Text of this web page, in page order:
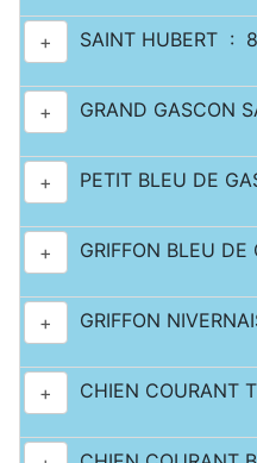
+ SAINT HUBERT :
+ GRAND GASCON
+ PETIT BLEU DE
+ GRIFFON BLEU
+ GRIFFON
+ CHIEN COURANT